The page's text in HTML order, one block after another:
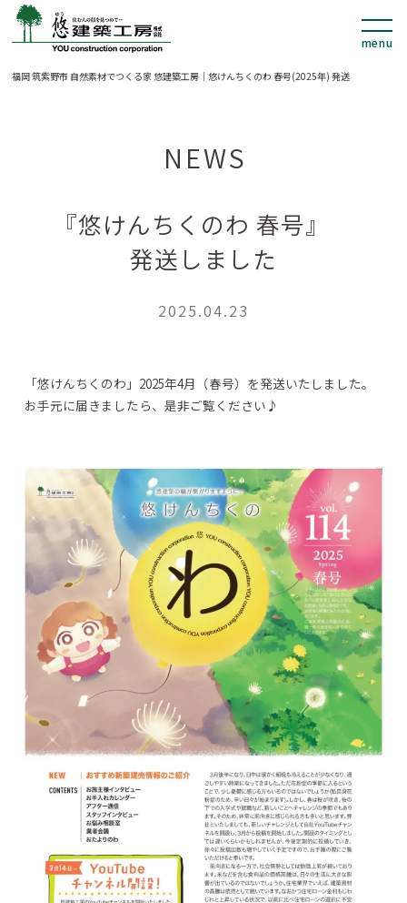
福岡 筑紫野市 自然素材でつくる家 悠建築工房｜悠けんちくのわ 春号(2025年) 発送
NEWS
『悠けんちくのわ 春号』
発送しました
2025.04.23
「悠けんちくのわ」2025年4月（春号）を発送いたしました。
お手元に届きましたら、是非ご覧ください♪